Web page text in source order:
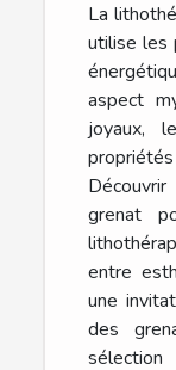
La
utilise les
aspect
joyaux,
grenat
entre
une
des